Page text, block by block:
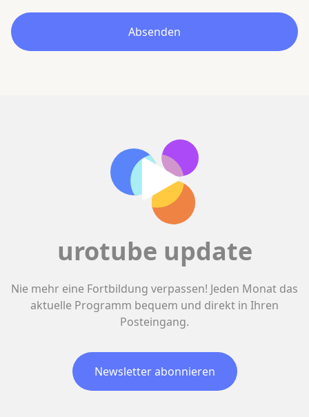
urotube update
Nie mehr eine Fortbildung verpassen! Jeden Monat das
aktuelle Programm bequem und direkt in Ihren
Posteingang.
Newsletter abonnieren